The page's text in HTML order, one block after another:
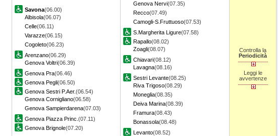
Savona(06.00)
Albisola(06.07)
Celle(06.11)
Varazze(06.15)
Cogoleto(06.23)
Arenzano(06.29)
Genova Voltri(06.39)
Genova Pra(06.46)
Genova Pegli(06.50)
Genova Sestri P.Aer.(06.54)
Genova Cornigliano(06.58)
Genova Sampierdarena(07.03)
Genova Piazza Princ. (07.11)
Genova Brignole(07.20)
Genova Nervi(07.35)
Recco(07.49)
Camogli-S.Fruttuoso(07.53)
S.Margherita Ligure(07.58)
Rapallo(08.02)
Zoagli(08.07)
Chiavari(08.12)
Lavagna(08.16)
Sestri Levante(08.25)
Riva Trigoso(08.29)
Moneglia(08.35)
Deiva Marina(08.39)
Framura(08.43)
Bonassola(08.48)
Levanto(08.52)
Controlla la
Periodicità
Leggi le
avvertenze